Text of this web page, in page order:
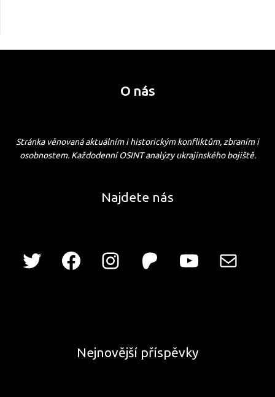
O nás
Stránka věnovaná aktuálním i historickým konfliktům, zbraním i
osobnostem. Každodenní OSINT analýzy ukrajinského bojiště.
Najdete nás
Nejnovější příspěvky